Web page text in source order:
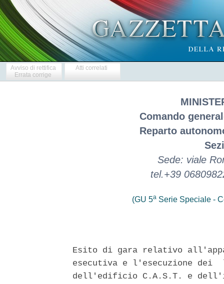
Avviso di rettifica
Errata corrige
Atti correlati
Comando
Reparto
Sede: viale
tel.+39
(GU 5aSerie Speciale -
Esito di gara relativo
esecutiva e l'esecuzione
dell'edificio C.A.S.T. e